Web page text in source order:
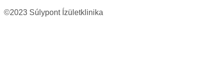
©2023 Súlypont Ízületklinika